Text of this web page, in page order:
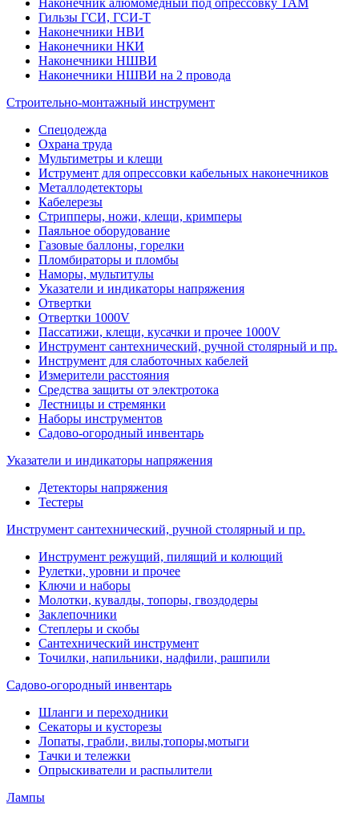
Наконечник алюмомедный под опрессовку ТАМ
Гильзы ГСИ, ГСИ-Т
Наконечники НВИ
Наконечники НКИ
Наконечники НШВИ
Наконечники НШВИ на 2 провода
Строительно-монтажный инструмент
Спецодежда
Охрана труда
Мультиметры и клещи
Иструмент для опрессовки кабельных наконечников
Металлодетекторы
Кабелерезы
Стрипперы, ножи, клещи, кримперы
Паяльное оборудование
Газовые баллоны, горелки
Пломбираторы и пломбы
Наморы, мультитулы
Указатели и индикаторы напряжения
Отвертки
Отвертки 1000V
Пассатижи, клещи, кусачки и прочее 1000V
Инструмент сантехнический, ручной столярный и пр.
Инструмент для слаботочных кабелей
Измерители расстояния
Средства защиты от электротока
Лестницы и стремянки
Наборы инструментов
Садово-огородный инвентарь
Указатели и индикаторы напряжения
Детекторы напряжения
Тестеры
Инструмент сантехнический, ручной столярный и пр.
Инструмент режущий, пилящий и колющий
Рулетки, уровни и прочее
Ключи и наборы
Молотки, кувалды, топоры, гвоздодеры
Заклепочники
Степлеры и скобы
Сантехнический инструмент
Точилки, напильники, надфили, рашпили
Садово-огородный инвентарь
Шланги и переходники
Секаторы и кусторезы
Лопаты, грабли, вилы,топоры,мотыги
Тачки и тележки
Опрыскиватели и распылители
Лампы